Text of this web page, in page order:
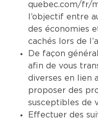
quebec.com/fr/
l’objectif entre
des économies
cachés lors de
De façon
afin de vous
diverses en lien
proposer des
susceptibles de
Effectuer des